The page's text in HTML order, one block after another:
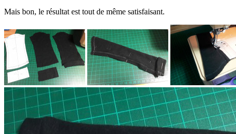
Mais bon, le résultat est tout de même satisfaisant.